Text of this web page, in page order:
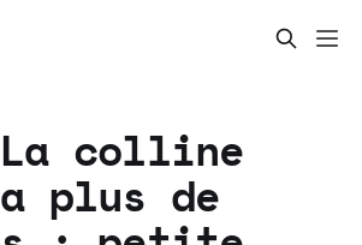
La colline
plus de